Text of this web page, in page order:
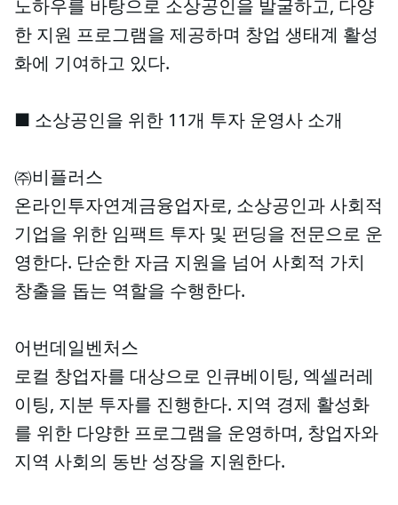
노하우를 바탕으로 소상공인을 발굴하고, 다양
한 지원 프로그램을 제공하며 창업 생태계 활성
화에 기여하고 있다.
■ 소상공인을 위한 11개 투자 운영사 소개
㈜비플러스
온라인투자연계금융업자로, 소상공인과 사회적
기업을 위한 임팩트 투자 및 펀딩을 전문으로 운
영한다. 단순한 자금 지원을 넘어 사회적 가치
창출을 돕는 역할을 수행한다.
어번데일벤처스
로컬 창업자를 대상으로 인큐베이팅, 엑셀러레
이팅, 지분 투자를 진행한다. 지역 경제 활성화
를 위한 다양한 프로그램을 운영하며, 창업자와
지역 사회의 동반 성장을 지원한다.